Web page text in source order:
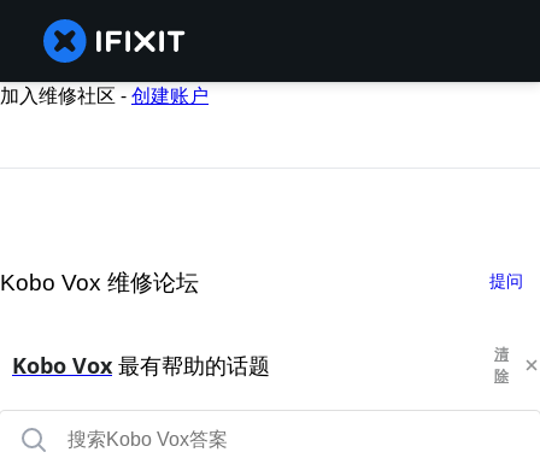
加入维修社区 -创建账户
Kobo Vox 维修论坛 提问
Kobo Vox 最有帮助的话题
清
除